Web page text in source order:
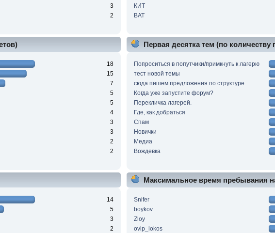
3
2
КИТ
BAT
18
15
7
5
5
4
3
3
2
2
Первая десятка тем (по количеству
Попроситься в попутчики/примкнуть к лагерю
тест новой темы
сюда пишем предложения по структуре
Когда уже запустите форум?
Перекличка лагерей.
Где, как добраться
Спам
Новички
Медиа
Вождевка
14
5
3
2
Максимальное время пребывания
Snifer
boykov
Zloy
ovip_lokos